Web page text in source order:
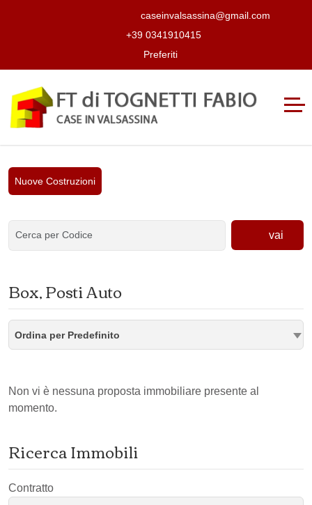
caseinvalsassina@gmail.com
+39 0341910415
Preferiti
Nuove Costruzioni
vai
Box, Posti Auto
Ordina per Predefinito
Non vi è nessuna proposta immobiliare presente al
momento.
Ricerca Immobili
Contratto